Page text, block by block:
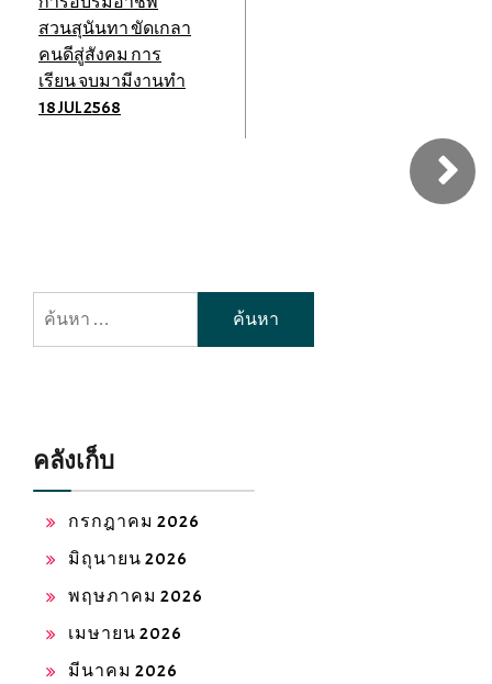
สวนสุนันทา ขัดเกลา
คนดีสู่สังคม การ
เรียน จบมามีงานทำ
18 JUL 2568
สำหรับ:
คลังเก็บ
กรกฎาคม 2026
มิถุนายน 2026
พฤษภาคม 2026
เมษายน 2026
มีนาคม 2026